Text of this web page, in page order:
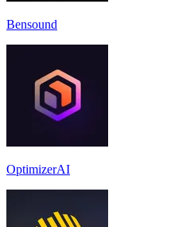
Bensound
OptimizerAI